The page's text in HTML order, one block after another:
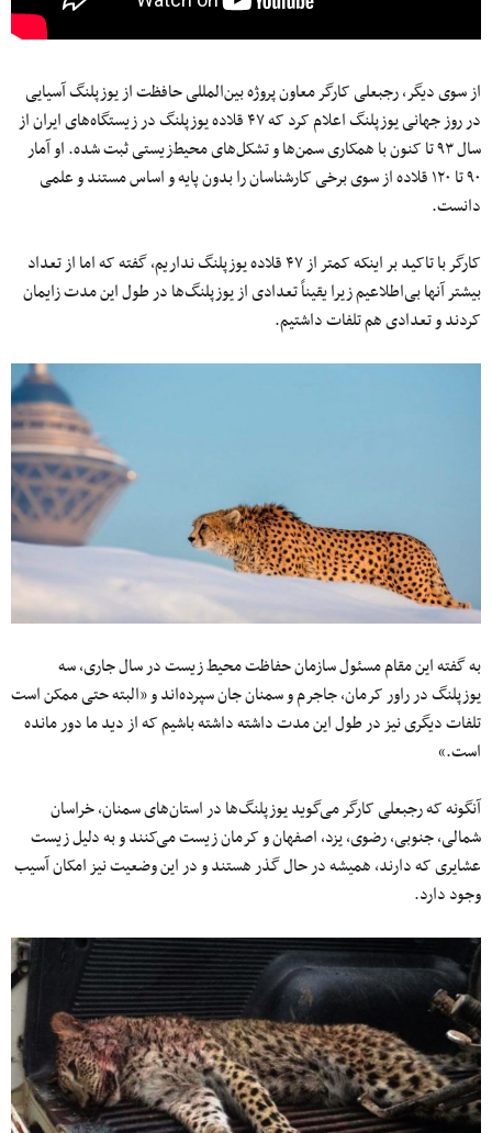
از سوی دیگر، رجبعلی کارگر معاون پروژه بین‌المللی حافظت از یوزپلنگ آسیایی
در روز جهانی یوزپلنگ اعلام کرد که ۴۷ قلاده یوزپلنگ در زیستگاه‌های ایران از
سال ۹۳ تا کنون با همکاری سمن‌ها و تشکل‌های محیط‌زیستی ثبت شده. او آمار
۹۰ تا ۱۲۰ قلاده از سوی برخی کارشناسان را بدون پایه و اساس مستند و علمی
دانست.
کارگر با تاکید بر اینکه کمتر از ۴۷ قلاده یوزپلنگ نداریم، گفته که اما از تعداد
بیشتر آنها بی‌اطلاعیم زیرا یقیناً تعدادی از یوزپلنگ‌ها در طول این مدت زایمان
کردند و تعدادی هم تلفات داشتیم.
به گفته این مقام مسئول سازمان حفاظت محیط زیست در سال جاری، سه
یوزپلنگ در راور کرمان، جاجرم و سمنان جان سپرده‌اند و «البته حتی ممکن است
تلفات دیگری نیز در طول این مدت داشته داشته باشیم که از دید ما دور مانده
است.»
آنگونه که رجبعلی کارگر می‌گوید یوزپلنگ‌ها در استان‌های سمنان، خراسان
شمالی، جنوبی، رضوی، یزد، اصفهان و کرمان زیست می‌کنند و به دلیل زیست
عشایری که دارند، همیشه در حال گذر هستند و در این وضعیت نیز امکان آسیب
وجود دارد.